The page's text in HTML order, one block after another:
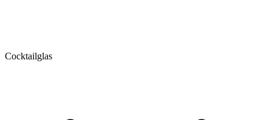
Cocktailglas